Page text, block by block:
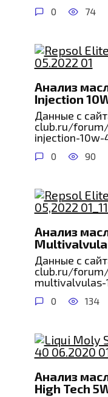
0 74
Анализ
Injection
Данные с
club.ru/
injection-
0 90
Анализ
Данные с
club.ru/
0 134
Анализ
High Tech